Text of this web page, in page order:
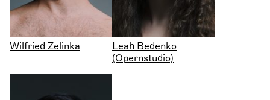
Wilfried Zelinka
Leah Bedenko
(Opernstudio)